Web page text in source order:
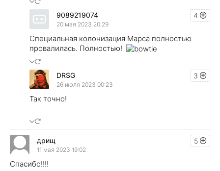
4
9089219074
20 мая 2023 20:29
Специальная колонизация Марса полностью
провалилась. Полностью!
3
DRSG
26 июля 2023 00:23
Так точно!
5
дрищ
11 мая 2023 19:02
Спасибо!!!!